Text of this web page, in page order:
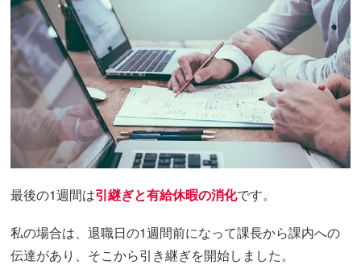
最後の1週間は引継ぎと有給休暇の消化です。
私の場合は、退職日の1週間前になって課長から課内への
伝達があり、そこから引き継ぎを開始しました。